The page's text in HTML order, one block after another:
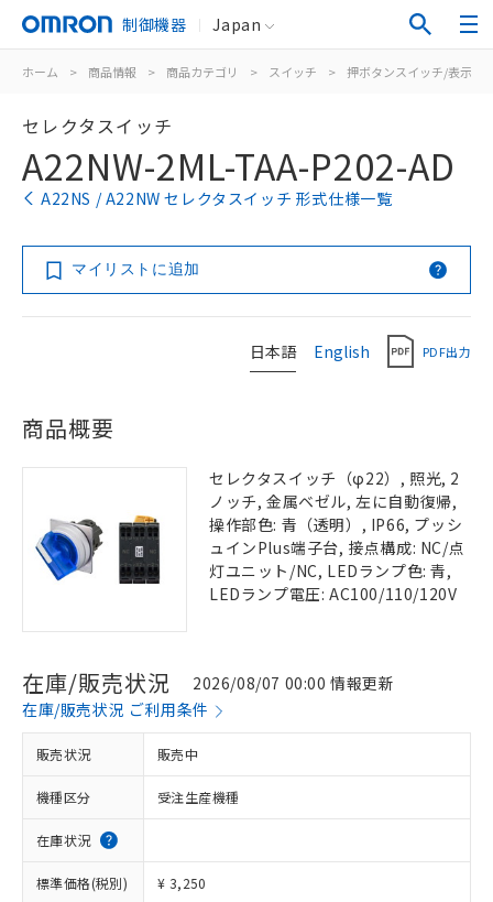
制御機器 Japan
ホーム > 商品情報 > 商品カテゴリ > スイッチ > 押ボタンスイッチ/表示灯
セレクタスイッチ
A22NW-2ML-TAA-P202-AD
A22NS / A22NW セレクタスイッチ 形式仕様一覧
マイリストに追加
日本語 English PDF出力
商品概要
セレクタスイッチ（φ22）, 照光, 2
ノッチ, 金属ベゼル, 左に自動復帰,
操作部色: 青（透明）, IP66, プッシ
ュインPlus端子台, 接点構成: NC/点
灯ユニット/NC, LEDランプ色: 青,
LEDランプ電圧: AC100/110/120V
在庫/販売状況
2026/08/07 00:00 情報更新
在庫/販売状況 ご利用条件
販売状況 販売中
機種区分 受注生産機種
在庫状況
標準価格(税別) ¥ 3,250